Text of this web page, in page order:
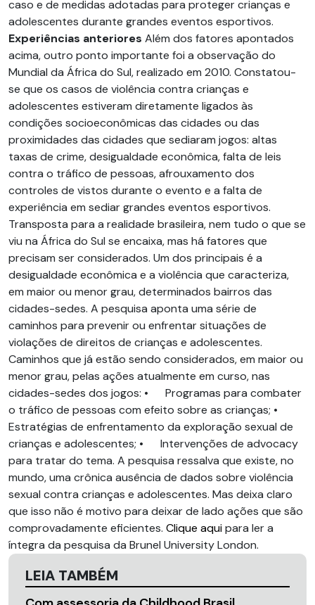
caso e de medidas adotadas para proteger crianças e
adolescentes durante grandes eventos esportivos.
Experiências anteriores Além dos fatores apontados
acima, outro ponto importante foi a observação do
Mundial da África do Sul, realizado em 2010. Constatou-
se que os casos de violência contra crianças e
adolescentes estiveram diretamente ligados às
condições socioeconômicas das cidades ou das
proximidades das cidades que sediaram jogos: altas
taxas de crime, desigualdade econômica, falta de leis
contra o tráfico de pessoas, afrouxamento dos
controles de vistos durante o evento e a falta de
experiência em sediar grandes eventos esportivos.
Transposta para a realidade brasileira, nem tudo o que se
viu na África do Sul se encaixa, mas há fatores que
precisam ser considerados. Um dos principais é a
desigualdade econômica e a violência que caracteriza,
em maior ou menor grau, determinados bairros das
cidades-sedes. A pesquisa aponta uma série de
caminhos para prevenir ou enfrentar situações de
violações de direitos de crianças e adolescentes.
Caminhos que já estão sendo considerados, em maior ou
menor grau, pelas ações atualmente em curso, nas
cidades-sedes dos jogos: • Programas para combater
o tráfico de pessoas com efeito sobre as crianças; •
Estratégias de enfrentamento da exploração sexual de
crianças e adolescentes; • Intervenções de advocacy
para tratar do tema. A pesquisa ressalva que existe, no
mundo, uma crônica ausência de dados sobre violência
sexual contra crianças e adolescentes. Mas deixa claro
que isso não é motivo para deixar de lado ações que são
comprovadamente eficientes. Clique aquipara ler a
íntegra da pesquisa da Brunel University London.
LEIA TAMBÉM